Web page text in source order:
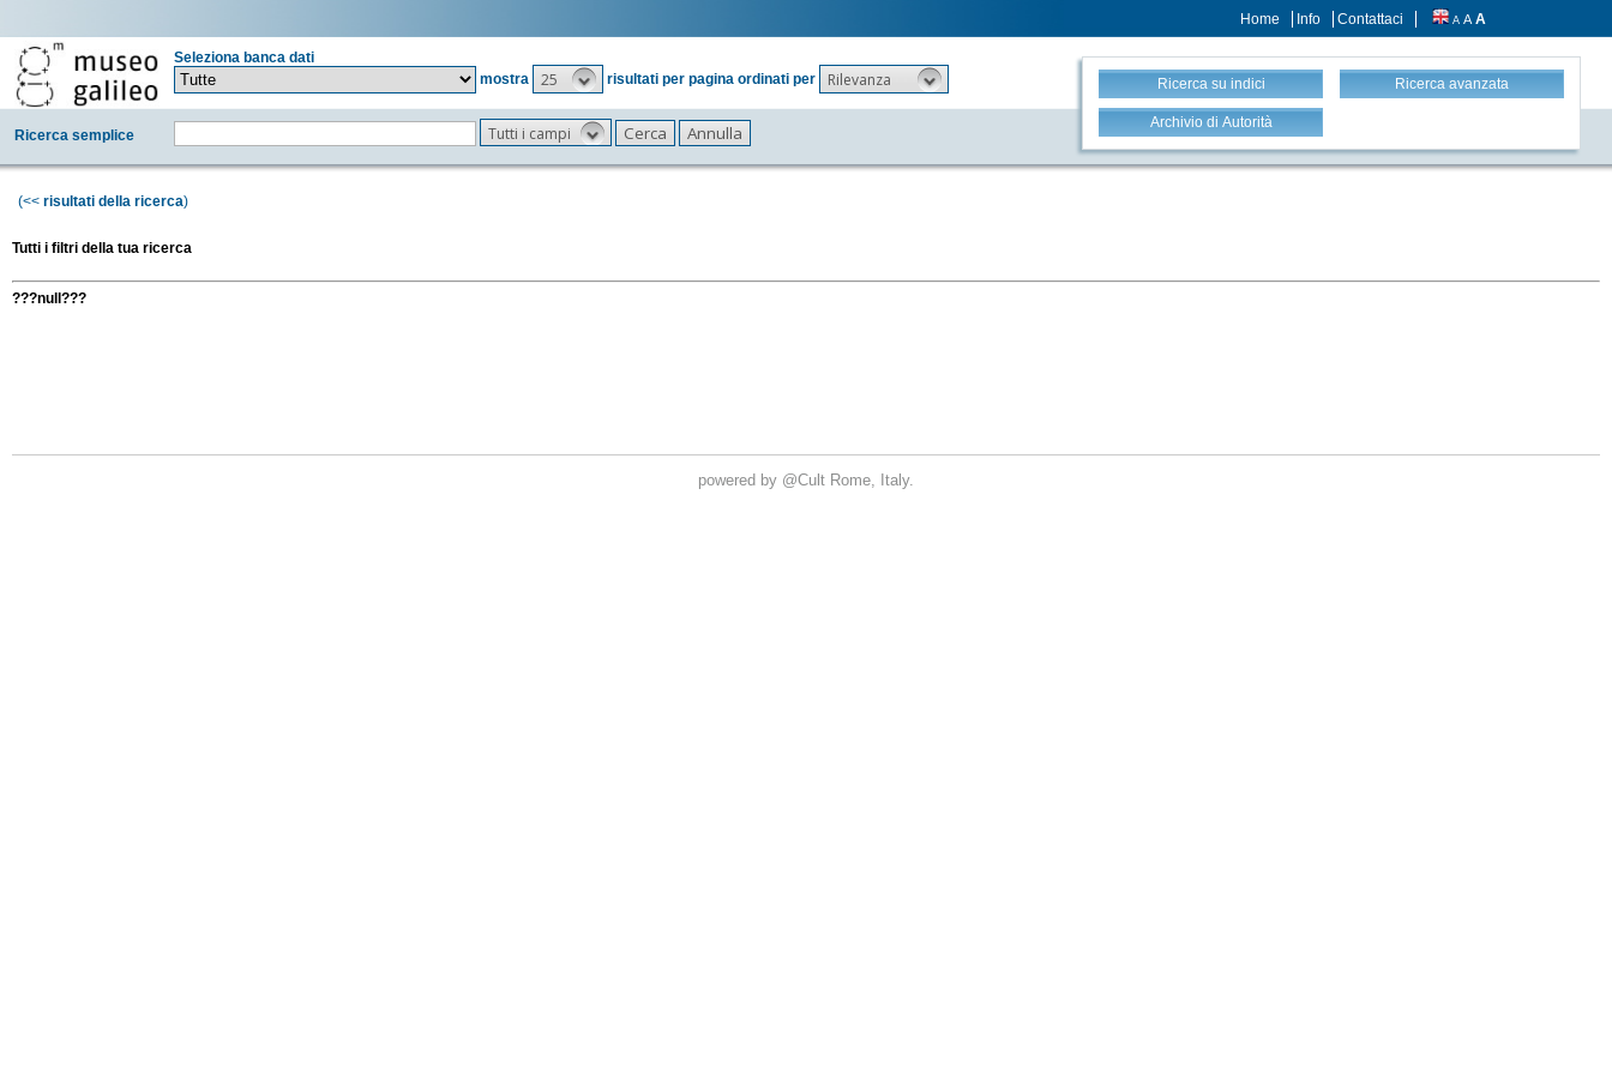
Home Info Contattaci A A A
Seleziona banca dati
mostra
25 risultati per pagina ordinati per Rilevanza
Ricerca semplice Tutti i campi
Ricerca su indici Ricerca avanzata
Archivio di Autorità
(<< risultati della ricerca)
Tutti i filtri della tua ricerca
???null???
powered by @Cult Rome, Italy.